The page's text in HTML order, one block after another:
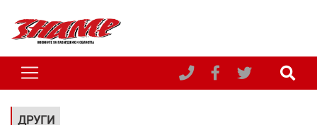
ДРУГИ